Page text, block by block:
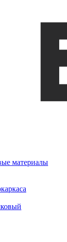
материалы